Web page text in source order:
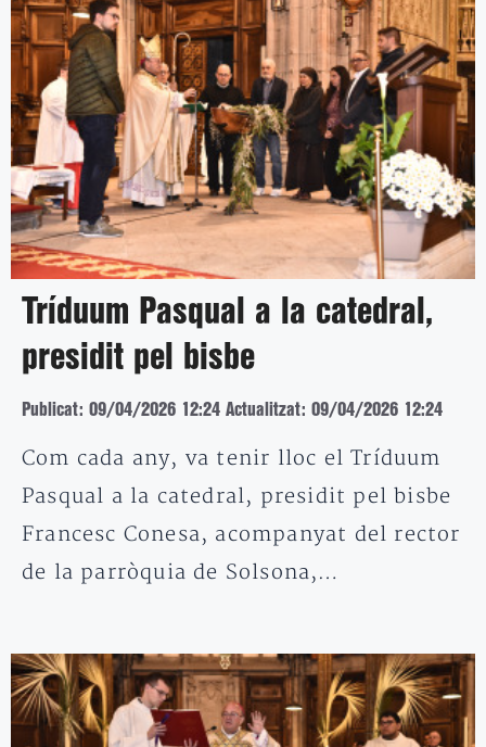
Tríduum Pasqual a la catedral,
presidit pel bisbe
Publicat: 09/04/2026 12:24 Actualitzat: 09/04/2026 12:24
Com cada any, va tenir lloc el Tríduum
Pasqual a la catedral, presidit pel bisbe
Francesc Conesa, acompanyat del rector
de la parròquia de Solsona,…